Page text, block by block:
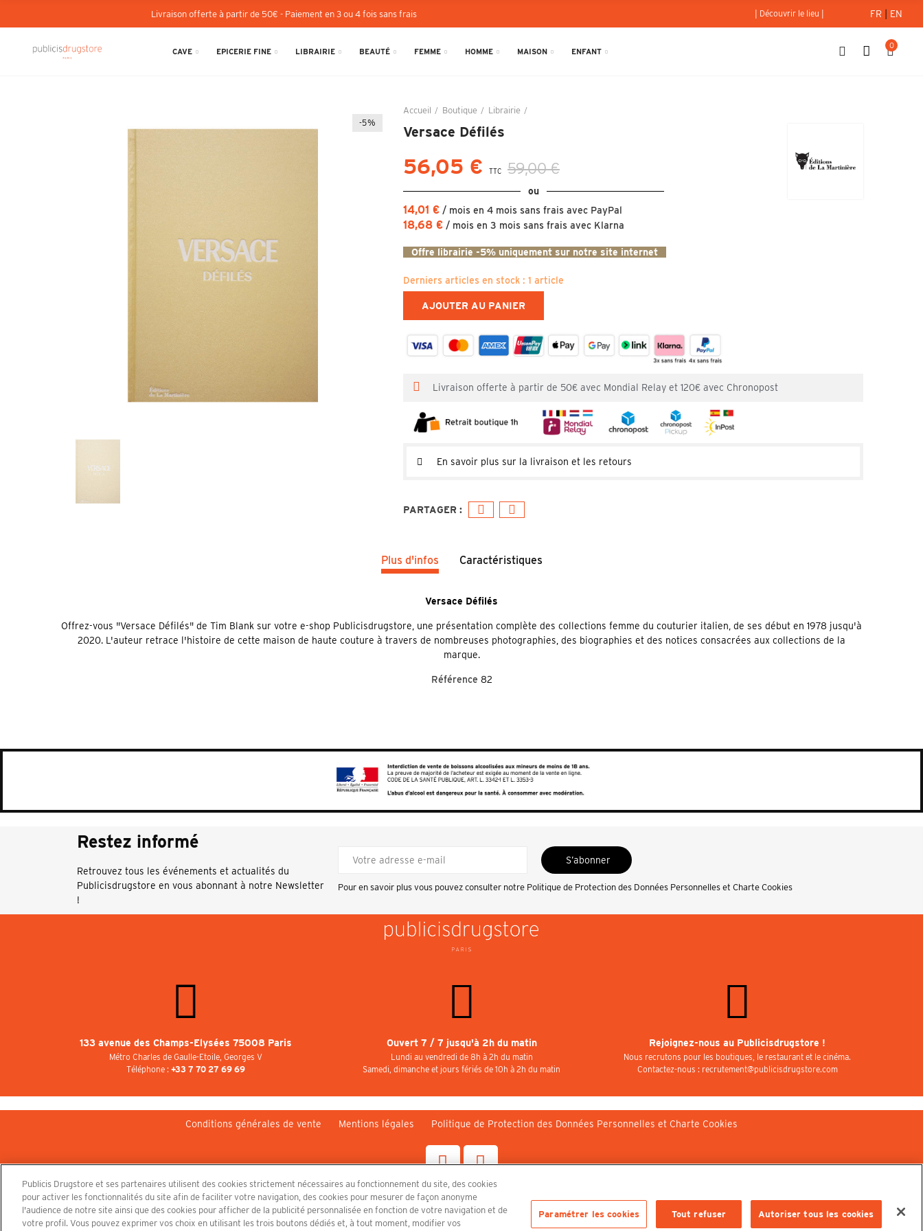
Livraison offerte à partir de 50€ - Paiement en 3 ou 4 fois sans frais | Découvrir le lieu | FR | EN
CAVE EPICERIE FINE LIBRAIRIE BEAUTÉ FEMME HOMME MAISON ENFANT
0
-5%
Accueil Boutique Librairie
Versace Défilés
56,05 € TTC 59,00 €
ou
14,01 € / mois en 4 mois sans frais avec PayPal
18,68 € / mois en 3 mois sans frais avec Klarna
Offre librairie -5% uniquement sur notre site internet
Derniers articles en stock : 1 article
AJOUTER AU PANIER
Livraison offerte à partir de 50€ avec Mondial Relay et 120€ avec Chronopost
En savoir plus sur la livraison et les retours
Plus d'infos Caractéristiques
Versace Défilés
Offrez-vous "Versace Défilés" de Tim Blank sur votre e-shop Publicisdrugstore, une présentation complète des collections femme du couturier italien, de ses début en 1978 jusqu'à
2020. L'auteur retrace l'histoire de cette maison de haute couture à travers de nombreuses photographies, des biographies et des notices consacrées aux collections de la
marque.
Référence 82
Restez informé
Retrouvez tous les événements et actualités du
Publicisdrugstore en vous abonnant à notre Newsletter
!
S’abonner
Pour en savoir plus vous pouvez consulter notre Politique de Protection des Données Personnelles et Charte Cookies
133 avenue des Champs-Elysées 75008 Paris
Métro Charles de Gaulle-Etoile, Georges V
Téléphone : +33 7 70 27 69 69
Ouvert 7 / 7 jusqu'à 2h du matin
Lundi au vendredi de 8h à 2h du matin
Samedi, dimanche et jours fériés de 10h à 2h du matin
Rejoignez-nous au Publicisdrugstore !
Nous recrutons pour les boutiques, le restaurant et le cinéma.
Contactez-nous : recrutement@publicisdrugstore.com
Conditions générales de vente Mentions légales Politique de Protection des Données Personnelles et Charte Cookies
Découvrez le PUBLICISDRUGSTORE
Publicis Drugstore et ses partenaires utilisent des cookies strictement nécessaires au fonctionnement du site, des cookies
pour activer les fonctionnalités du site afin de faciliter votre navigation, des cookies pour mesurer de façon anonyme
l'audience de notre site ainsi que des cookies pour afficher de la publicité personnalisée en fonction de votre navigation et de
votre profil. Vous pouvez exprimer vos choix en utilisant les trois boutons dédiés et, à tout moment, modifier vos
Paramétrer les cookies Tout refuser Autoriser tous les cookies